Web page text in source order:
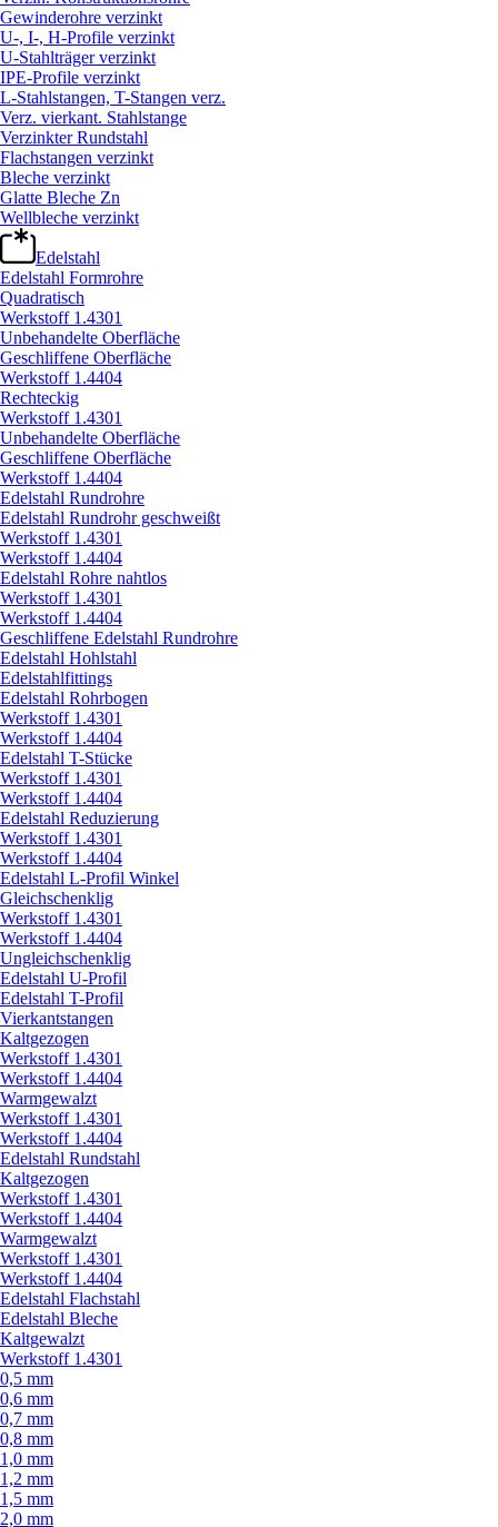
Gewinderohre verzinkt
U-, I-, H-Profile verzinkt
U-Stahlträger verzinkt
IPE-Profile verzinkt
L-Stahlstangen, T-Stangen verz.
Verz. vierkant. Stahlstange
Verzinkter Rundstahl
Flachstangen verzinkt
Bleche verzinkt
Glatte Bleche Zn
Wellbleche verzinkt
Edelstahl
Edelstahl Formrohre
Quadratisch
Werkstoff 1.4301
Unbehandelte Oberfläche
Geschliffene Oberfläche
Werkstoff 1.4404
Rechteckig
Werkstoff 1.4301
Unbehandelte Oberfläche
Geschliffene Oberfläche
Werkstoff 1.4404
Edelstahl Rundrohre
Edelstahl Rundrohr geschweißt
Werkstoff 1.4301
Werkstoff 1.4404
Edelstahl Rohre nahtlos
Werkstoff 1.4301
Werkstoff 1.4404
Geschliffene Edelstahl Rundrohre
Edelstahl Hohlstahl
Edelstahlfittings
Edelstahl Rohrbogen
Werkstoff 1.4301
Werkstoff 1.4404
Edelstahl T-Stücke
Werkstoff 1.4301
Werkstoff 1.4404
Edelstahl Reduzierung
Werkstoff 1.4301
Werkstoff 1.4404
Edelstahl L-Profil Winkel
Gleichschenklig
Werkstoff 1.4301
Werkstoff 1.4404
Ungleichschenklig
Edelstahl U-Profil
Edelstahl T-Profil
Vierkantstangen
Kaltgezogen
Werkstoff 1.4301
Werkstoff 1.4404
Warmgewalzt
Werkstoff 1.4301
Werkstoff 1.4404
Edelstahl Rundstahl
Kaltgezogen
Werkstoff 1.4301
Werkstoff 1.4404
Warmgewalzt
Werkstoff 1.4301
Werkstoff 1.4404
Edelstahl Flachstahl
Edelstahl Bleche
Kaltgewalzt
Werkstoff 1.4301
0,5 mm
0,6 mm
0,7 mm
0,8 mm
1,0 mm
1,2 mm
1,5 mm
2,0 mm